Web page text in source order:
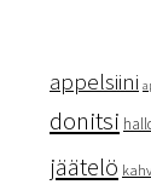
appelsiini
donitsi
jäätelö